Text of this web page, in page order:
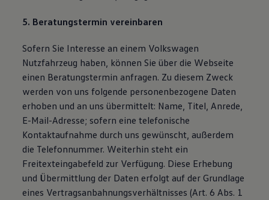
5. Beratungstermin vereinbaren
Sofern Sie Interesse an einem Volkswagen
Nutzfahrzeug haben, können Sie über die Webseite
einen Beratungstermin anfragen. Zu diesem Zweck
werden von uns folgende personenbezogene Daten
erhoben und an uns übermittelt: Name, Titel, Anrede,
E-Mail-Adresse; sofern eine telefonische
Kontaktaufnahme durch uns gewünscht, außerdem
die Telefonnummer. Weiterhin steht ein
Freitexteingabefeld zur Verfügung. Diese Erhebung
und Übermittlung der Daten erfolgt auf der Grundlage
eines Vertragsanbahnungsverhältnisses (Art. 6 Abs. 1